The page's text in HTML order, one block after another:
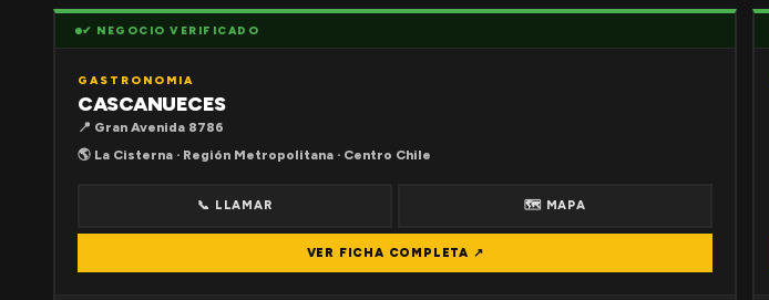
✔ NEGOCIO VERIFICADO
GASTRONOMIA
CASCANUECES
📍 Gran Avenida 8786
🌎 La Cisterna · Región Metropolitana · Centro Chile
📞 LLAMAR 🗺 MAPA
VER FICHA COMPLETA ↗